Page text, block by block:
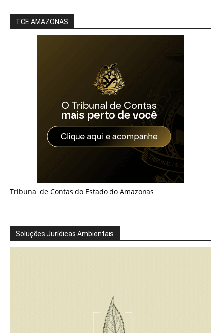
TCE AMAZONAS
Tribunal de Contas do Estado do Amazonas
Soluções Jurídicas Ambientais